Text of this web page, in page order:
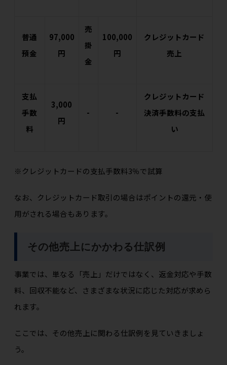
普通
預金
97,000
円
売
掛
金
100,000
円
クレジットカード
売上
支払
手数
料
3,000
円
- -
クレジットカード
決済手数料の支払
い
※クレジットカードの支払手数料3％で試算
なお、クレジットカード取引の場合はポイントの還元・使
用がされる場合もあります。
その他売上にかかわる仕訳例
事業では、単なる「売上」だけではなく、返金対応や手数
料、回収不能など、さまざまな状況に応じた対応が求めら
れます。
ここでは、その他売上に関わる仕訳例を見ていきましょ
う。